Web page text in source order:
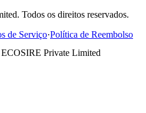
Todos os direitos reservados.
de Serviço·Política de Reembolso
ECOSIRE Private Limited